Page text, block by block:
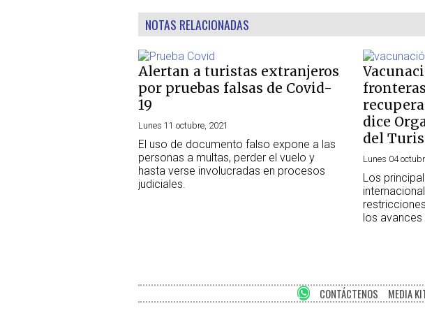
NOTAS RELACIONADAS
Alertan a turistas extranjeros
por pruebas falsas de Covid-
19
Lunes 11 octubre, 2021
El uso de documento falso expone a las
personas a multas, perder el vuelo y
hasta verse involucradas en procesos
judiciales.
dice
del
Lunes 04
Los
los avances
CONTÁCTENOS MEDIA